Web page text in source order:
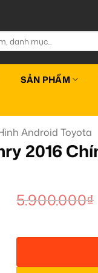
SẢN PHẨM
Android Toyota
2016
5.900.000₫